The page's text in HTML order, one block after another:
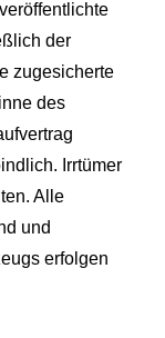
der
zugesicherte
des
Irrtümer
Alle
und
erfolgen